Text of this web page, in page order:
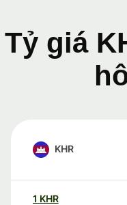
Tỷ giá
KHR
1 KHR